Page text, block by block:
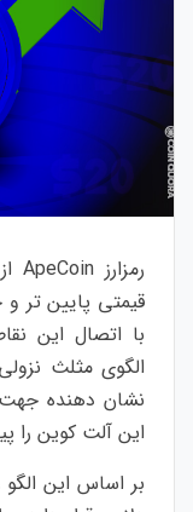
قیمتی پایین تر
با اتصال این
الگوی مثلث
این آلت کوین را